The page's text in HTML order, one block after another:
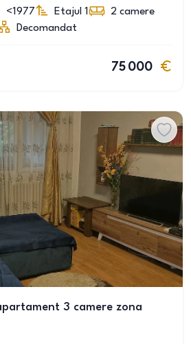
<1977 Etajul 1 2 camere
Decomandat
75 000
3 camere zona